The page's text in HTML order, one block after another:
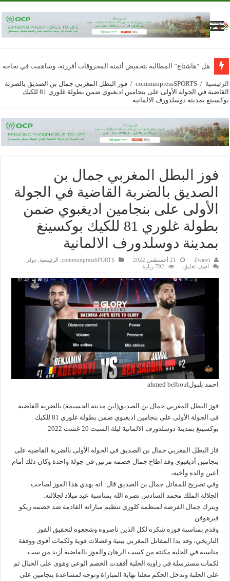
هل “هاشتاغ” المطالبة بتخفيض أثمنة المحروقات أفرزته، وساهمت في
الرئيسية /
communpressSPORTS
/ فوز البطل المغربي جمال بن الصديق بالضربة
القاضية في الجولة الأولى على بنجامين اديغبوي ضمن بطولة غلوري 81 للكيك
بوكسينغ بمدينة دوسلدورف الالمانية
فوز البطل المغربي جمال بن
الصديق بالضربة القاضية في الجولة
الأولى على بنجامين اديغبوي ضمن
بطولة غلوري 81 للكيك بوكسينغ
بمدينة دوسلدورف الالمانية
Zwawi 21 أغسطس 2022 communpressSPORTS الرئيسية
دولي
اضف تعليق
792 زيارة
احمد بلبولahmed belboul
فوز البطل المغربي جمال بن الصديق(ابن مدينة الحسيمة) بالضربة القاضية
في الجولة الأولى على بنجامين اديغبوي ضمن بطولة غلوري 81 للكيك
بوكسينغ بمدينة دوسلدورف الالمانية ليلة السبت 20 غشت 2022
فاز البطل المغربي جمال بن الصديق في الجولة الأولى بالضربة القاضية على
بنجامين أديغبوي وقد اطاح جمال خصمه مرتين في جولة واحدة وكان ذلك أمام
أعين والده وأخيه،
وفي تصريح للمقاتل جمال بن الصديق قال: انه يهدي هذا الفوز لصاحب
الجلالة الملك محمد السادس نصره الله بمناسبة عيد ميلاد لجلالته.
ويترك جمال الفرصة لمنظمة كلوري تنظيم مباراته القادمة ضد خصمه ريكو
فيرهوفن.
وقدم بمناسبة فوزه شكره لكل الذين ناصروه وشجعوه لتحقيق الفوز
التاريخي، وقد بدا المقاتل المغربي ببنية وعضلات قوية ولكمات أقوى ووقفة
مناسبة في الحلبة مكنته من كسب الرهان والفوز بالقاضية أزيد من ست
لكمات مسترسلة في زاوية الحلبة أفقدت الخصم الوعي وهوى على الحبال ثم
على الحلبة وتدخل الحكم معلنا نهاية المباراة وتوجه لمساعدة بنجامين على